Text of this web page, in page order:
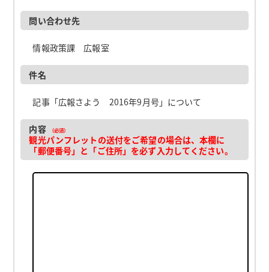
問い合わせ先
情報政策課 広報室
件名
記事「広報さよう 2016年9月号」について
内容 （必須）
観光パンフレットの送付をご希望の場合は、本欄に
「郵便番号」と「ご住所」を必ず入力してください。